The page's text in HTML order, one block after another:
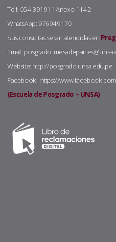
Telf. 054 391911 Anexo 1142
WhatsApp: 976949170
Sus consultas seran atendidas en
Email:
Website: http://posgrado.unsa.edu.pe
Facebook: https://
(Escuela de Posgrado – UNSA)